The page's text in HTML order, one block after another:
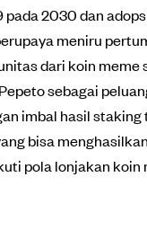
pada 2030 dan
meniru
dari koin meme
sebagai
imbal hasil staking
bisa
pola lonjakan koin